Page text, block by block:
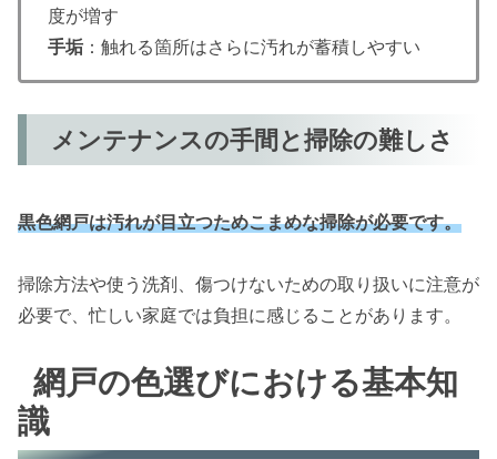
度が増す
手垢 ：触れる箇所はさらに汚れが蓄積しやすい
メンテナンスの手間と掃除の難しさ
黒色網戸は汚れが目立つためこまめな掃除が必要です。
掃除方法や使う洗剤、傷つけないための取り扱いに注意が
必要で、忙しい家庭では負担に感じることがあります。
網戸の色選びにおける基本知
識